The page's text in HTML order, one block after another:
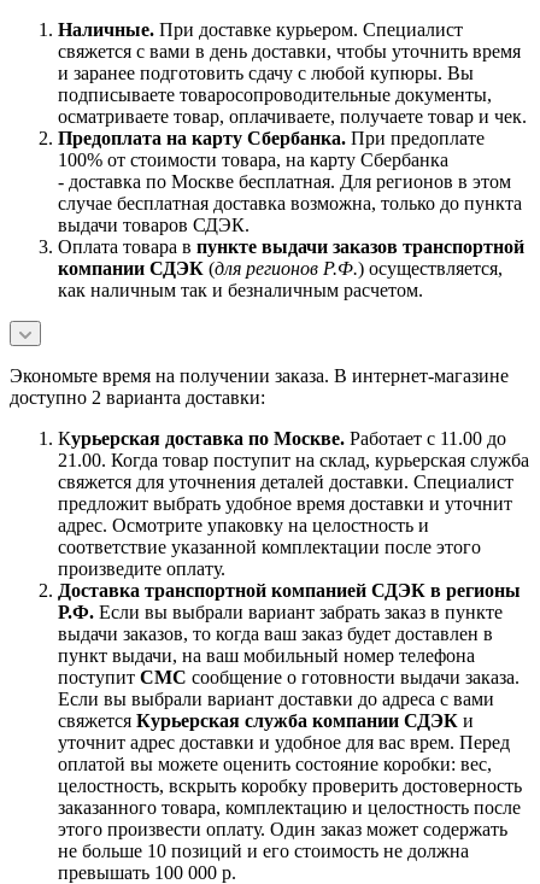
Наличные. При доставке курьером. Специалист
свяжется с вами в день доставки, чтобы уточнить время
и заранее подготовить сдачу с любой купюры. Вы
подписываете товаросопроводительные документы,
осматриваете товар, оплачиваете, получаете товар и чек.
Предоплата на карту Сбербанка. При предоплате
100% от стоимости товара, на карту Сбербанка
- доставка по Москве бесплатная. Для регионов в этом
случае бесплатная доставка возможна, только до пункта
выдачи товаров СДЭК.
Оплата товара в пункте выдачи заказов транспортной
компании СДЭК (для регионов Р.Ф.) осуществляется,
как наличным так и безналичным расчетом.
Экономьте время на получении заказа. В интернет-магазине
доступно 2 варианта доставки:
Курьерская доставка по Москве. Работает с 11.00 до
21.00. Когда товар поступит на склад, курьерская служба
свяжется для уточнения деталей доставки. Специалист
предложит выбрать удобное время доставки и уточнит
адрес. Осмотрите упаковку на целостность и
соответствие указанной комплектации после этого
произведите оплату.
Доставка транспортной компанией СДЭК в регионы
Р.Ф. Если вы выбрали вариант забрать заказ в пункте
выдачи заказов, то когда ваш заказ будет доставлен в
пункт выдачи, на ваш мобильный номер телефона
поступит СМС сообщение о готовности выдачи заказа.
Если вы выбрали вариант доставки до адреса с вами
свяжется Курьерская служба компании СДЭК и
уточнит адрес доставки и удобное для вас врем. Перед
оплатой вы можете оценить состояние коробки: вес,
целостность, вскрыть коробку проверить достоверность
заказанного товара, комплектацию и целостность после
этого произвести оплату. Один заказ может содержать
не больше 10 позиций и его стоимость не должна
превышать 100 000 р.